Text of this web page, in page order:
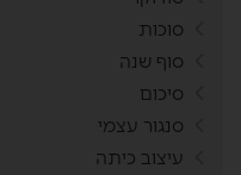
סוכות
סוף שנה
סיכום
סנגור עצמי
עיצוב כיתה